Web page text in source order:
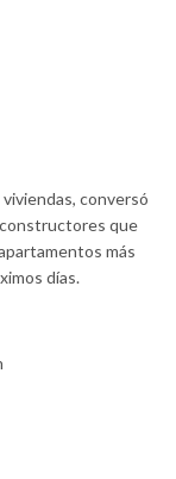
conversó
que
más
días.